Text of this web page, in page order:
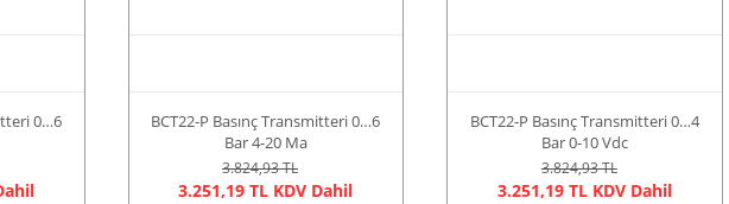
0…6
BCT22-P Basınç Transmitteri 0…6
Bar 4-20 Ma
3.824,93 TL
3.251,19 TL KDV Dahil
BCT22-P Basınç Transmitteri 0…4
Bar 0-10 Vdc
3.824,93 TL
3.251,19 TL KDV Dahil